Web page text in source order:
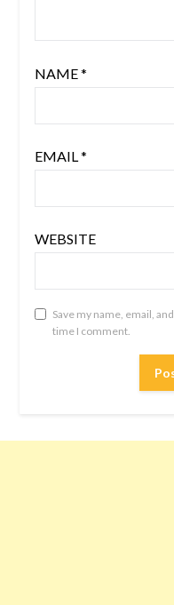
NAME*
EMAIL*
WEBSITE
Save my name, email,
time I comment.